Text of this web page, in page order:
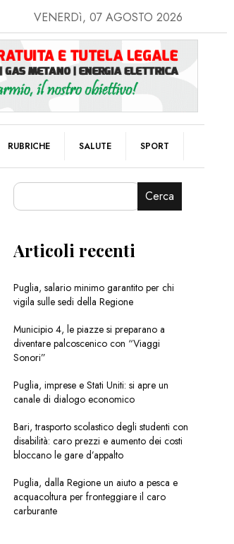
VENERDì, 07 AGOSTO 2026
RUBRICHE SALUTE SPORT
Cerca
Articoli recenti
Puglia, salario minimo garantito per chi
vigila sulle sedi della Regione
Municipio 4, le piazze si preparano a
diventare palcoscenico con “Viaggi
Sonori”
Puglia, imprese e Stati Uniti: si apre un
canale di dialogo economico
Bari, trasporto scolastico degli studenti con
disabilità: caro prezzi e aumento dei costi
bloccano le gare d’appalto
Puglia, dalla Regione un aiuto a pesca e
acquacoltura per fronteggiare il caro
carburante